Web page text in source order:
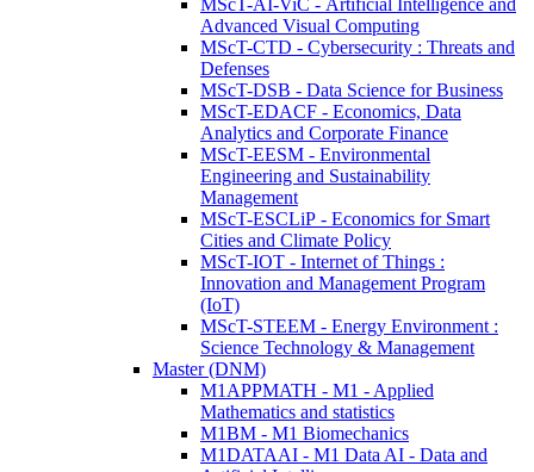
MScT-AI-ViC - Artificial Intelligence and
Advanced Visual Computing
MScT-CTD - Cybersecurity : Threats and
Defenses
MScT-DSB - Data Science for Business
MScT-EDACF - Economics, Data
Analytics and Corporate Finance
MScT-EESM - Environmental
Engineering and Sustainability
Management
MScT-ESCLiP - Economics for Smart
Cities and Climate Policy
MScT-IOT - Internet of Things :
Innovation and Management Program
(IoT)
MScT-STEEM - Energy Environment :
Science Technology & Management
Master (DNM)
M1APPMATH - M1 - Applied
Mathematics and statistics
M1BM - M1 Biomechanics
M1DATAAI - M1 Data AI - Data and